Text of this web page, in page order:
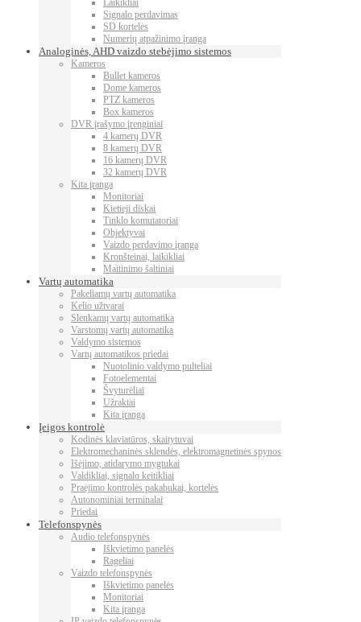
Laikikliai
Signalo perdavimas
SD kortelės
Numerių atpažinimo įranga
Analoginės, AHD vaizdo stebėjimo sistemos
Kameros
Bullet kameros
Dome kameros
PTZ kameros
Box kameros
DVR įrašymo įrenginiai
4 kamerų DVR
8 kamerų DVR
16 kamerų DVR
32 kamerų DVR
Kita įranga
Monitoriai
Kietieji diskai
Tinklo komutatoriai
Objektyvai
Vaizdo perdavimo įranga
Kronšteinai, laikikliai
Maitinimo šaltiniai
Vartų automatika
Pakeliamų vartų automatika
Kelio užtvarai
Slenkamų vartų automatika
Varstomų vartų automatika
Valdymo sistemos
Vartų automatikos priedai
Nuotolinio valdymo pulteliai
Fotoelementai
Švyturėliai
Užraktai
Kita įranga
Įeigos kontrolė
Kodinės klaviatūros, skaitytuvai
Elektromechaninės sklendės, elektromagnetinės spynos
Išėjimo, atidarymo mygtukai
Valdikliai, signalo keitikliai
Praėjimo kontrolės pakabukai, kortelės
Autonominiai terminalai
Priedai
Telefonspynės
Audio telefonspynės
Iškvietimo panelės
Rageliai
Vaizdo telefonspynės
Iškvietimo panelės
Monitoriai
Kita įranga